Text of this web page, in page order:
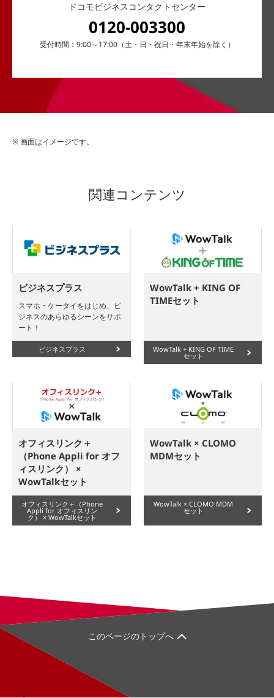
ドコモビジネスコンタクトセンター
0120-003300
受付時間：9:00～17:00（土・日・祝日・年末年始を除く）
画面はイメージです。
関連コンテンツ
ビジネスプラス
スマホ・ケータイをはじめ、ビ
ジネスのあらゆるシーンをサポ
ート！
ビジネスプラス
WowTalk + KING OF
TIMEセット
WowTalk + KING OF TIME
セット
オフィスリンク＋
（Phone Appli for オフ
ィスリンク） ×
WowTalkセット
オフィスリンク＋（Phone
Appli for オフィスリン
ク） × WowTalkセット
WowTalk × CLOMO
MDMセット
WowTalk × CLOMO MDM
セット
このページのトップへ